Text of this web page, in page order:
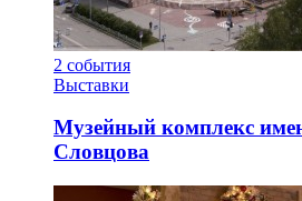
2 события
Выставки
Музейный комплекс
Словцова